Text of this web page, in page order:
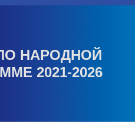
НАРОДНОЙ
2021-2026